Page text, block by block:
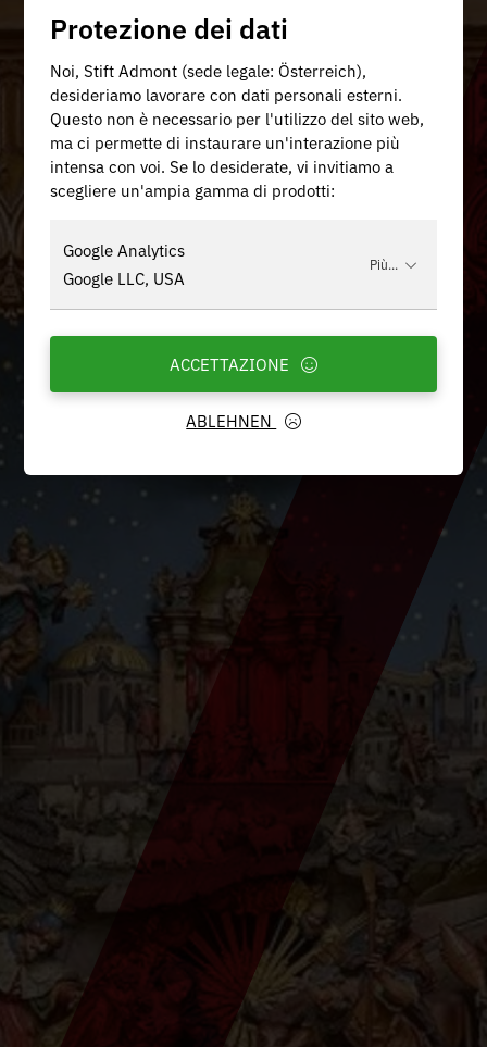
Protezione dei dati
Noi, Stift Admont (sede legale: Österreich),
desideriamo lavorare con dati personali esterni.
Questo non è necessario per l'utilizzo del sito web,
ma ci permette di instaurare un'interazione più
intensa con voi. Se lo desiderate, vi invitiamo a
scegliere un'ampia gamma di prodotti:
Google Analytics
Google LLC, USA
Più...
ABLEHNEN
ACCETTAZIONE